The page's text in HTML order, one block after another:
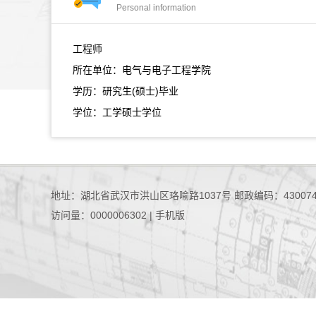
Personal information
工程师
所在单位：电气与电子工程学院
学历：研究生(硕士)毕业
学位：工学硕士学位
地址：湖北省武汉市洪山区珞喻路1037号 邮政编码：
访问量： 0000006302 | 手机版